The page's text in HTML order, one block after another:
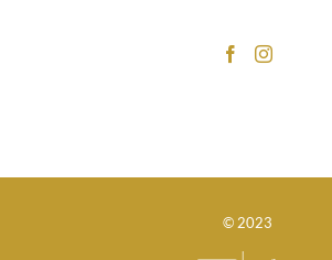
© 2023